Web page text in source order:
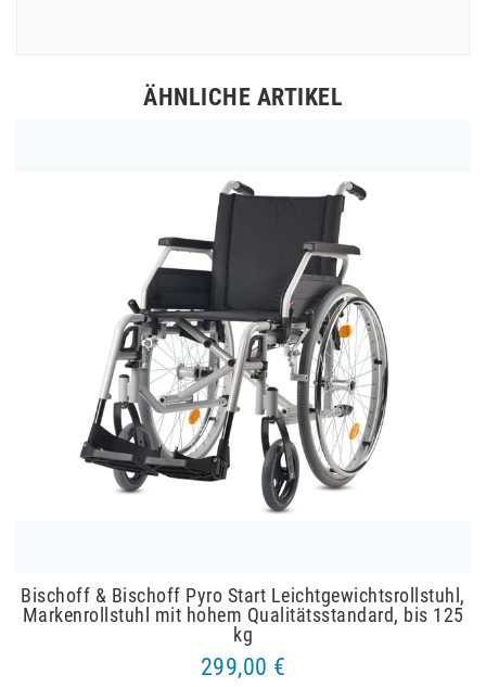
ÄHNLICHE ARTIKEL
Bischoff & Bischoff Pyro Start Leichtgewichtsrollstuhl,
Markenrollstuhl mit hohem Qualitätsstandard, bis 125
kg
299,00 €